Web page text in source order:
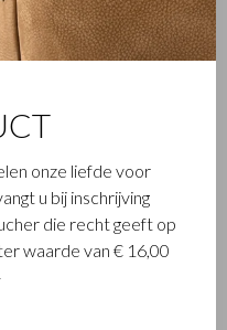
4
Officiële verkooppunten
Acties
Dealerlogin
Collecties
onze liefde voor
u bij inschrijving
die recht geeft op
waarde van € 16,00